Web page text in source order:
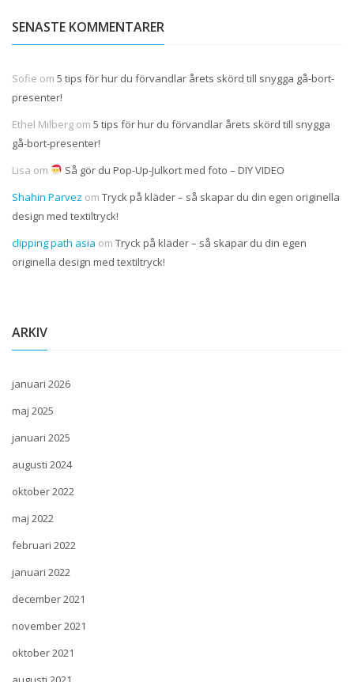
SENASTE KOMMENTARER
Sofie om 5 tips för hur du förvandlar årets skörd till snygga gå-bort-
presenter!
Ethel Milberg om 5 tips för hur du förvandlar årets skörd till snygga
gå-bort-presenter!
Lisa om
Så gör du Pop-Up-Julkort med foto – DIY VIDEO
Shahin Parvez om Tryck på kläder – så skapar du din egen originella
design med textiltryck!
clipping path asia om Tryck på kläder – så skapar du din egen
originella design med textiltryck!
ARKIV
januari 2026
maj 2025
januari 2025
augusti 2024
oktober 2022
maj 2022
februari 2022
januari 2022
december 2021
november 2021
oktober 2021